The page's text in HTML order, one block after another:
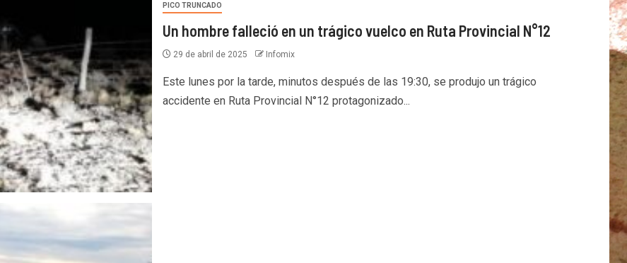
PICO TRUNCADO
Un hombre falleció en un trágico vuelco en Ruta Provincial N°12
29 de abril de 2025 Infomix
Este lunes por la tarde, minutos después de las 19:30, se produjo un trágico
accidente en Ruta Provincial N°12 protagonizado...